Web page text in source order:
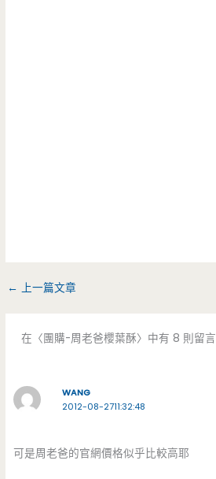
← 上一篇文章
在〈團購-周老爸櫻葉酥〉中有 8 則留言
WANG
2012-08-2711:32:48
可是周老爸的官網價格似乎比較高耶